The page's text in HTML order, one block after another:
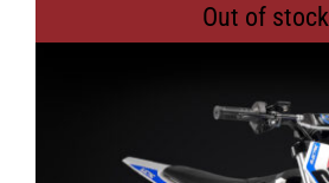
Out of stock